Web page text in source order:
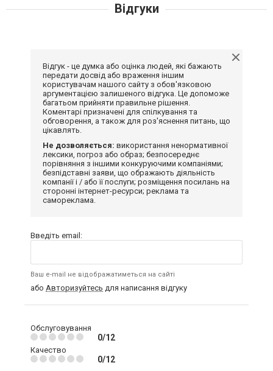
Відгуки
Відгук - це думка або оцінка людей, які бажають
передати досвід або враження іншим
користувачам нашого сайту з обов'язковою
аргументацією залишеного відгука. Це допоможе
багатьом прийняти правильне рішення.
Коментарі призначені для спілкування та
обговорення, а також для роз'яснення питань, що
цікавлять.
Не дозволяється: використання ненормативної
лексики, погроз або образ; безпосереднє
порівняння з іншими конкуруючими компаніями;
безпідставні заяви, що ображають діяльність
компанії і / або її послуги; розміщення посилань на
сторонні інтернет-ресурси; реклама та
самореклама.
Введіть email:
Ваш e-mail не відображатиметься на сайті
або Авторизуйтесь для написання відгуку
Обслуговування
0/12
Качество
0/12